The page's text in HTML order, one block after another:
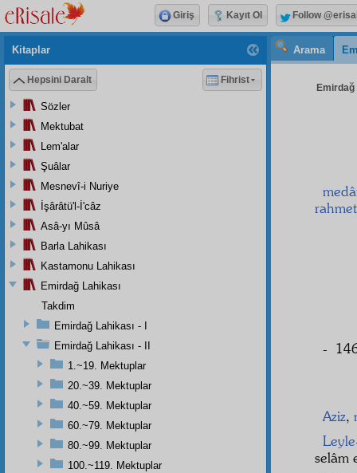
Arama
Emirdağ
rahmet
-
Aziz,
selâm
Kitaplar
Hepsini Daralt Fihrist
Sözler
Mektubat
Lem'alar
Şuâlar
Mesnevî-i Nuriye
İşârâtü'l-İ'câz
Asâ-yı Mûsâ
Barla Lahikası
Kastamonu Lahikası
Emirdağ Lahikası
Takdim
Emirdağ Lahikası - I
Emirdağ Lahikası - II
1.~19. Mektuplar
20.~39. Mektuplar
40.~59. Mektuplar
60.~79. Mektuplar
80.~99. Mektuplar
100.~119. Mektuplar
Giriş Kayıt Ol Follow